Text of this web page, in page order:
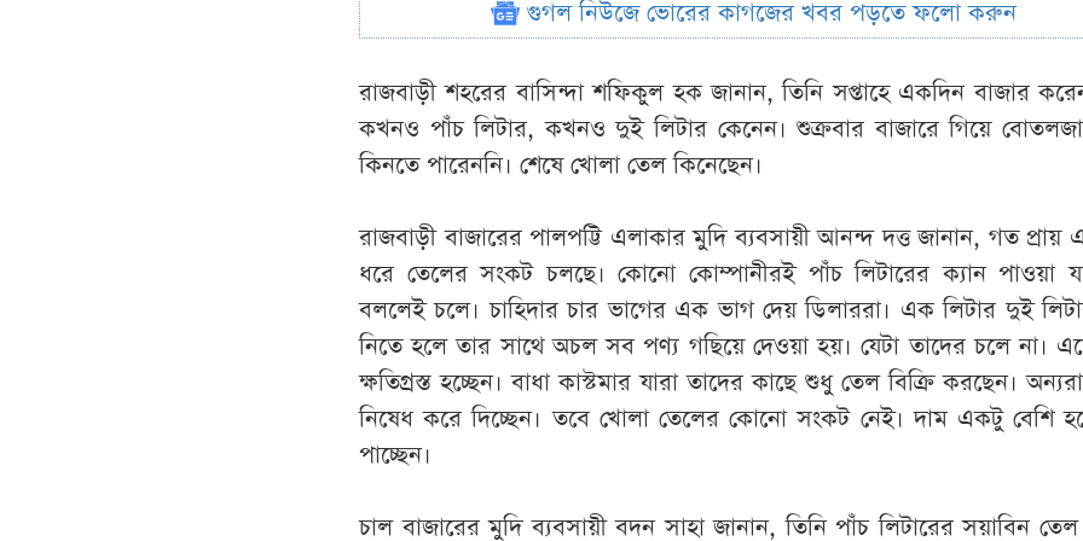
গুগল নিউজে ভোরের কাগজের খবর পড়তে ফলো করুন
রাজবাড়ী শহরের বাসিন্দা শফিকুল হক জানান, তিনি সপ্তাহে একদিন বাজার
কখনও পাঁচ লিটার, কখনও দুই লিটার কেনেন। শুক্রবার বাজারে গিয়ে
কিনতে পারেননি। শেষে খোলা তেল কিনেছেন।
রাজবাড়ী বাজারের পালপট্টি এলাকার মুদি ব্যবসায়ী আনন্দ দত্ত জানান, গত
ধরে তেলের সংকট চলছে। কোনো কোম্পানীরই পাঁচ লিটারের ক্যান পাওয়া
বললেই চলে। চাহিদার চার ভাগের এক ভাগ দেয় ডিলাররা। এক লিটার দুই
নিতে হলে তার সাথে অচল সব পণ্য গছিয়ে দেওয়া হয়। যেটা তাদের চলে না।
ক্ষতিগ্রস্ত হচ্ছেন। বাধা কাস্টমার যারা তাদের কাছে শুধু তেল বিক্রি করছেন।
নিষেধ করে দিচ্ছেন। তবে খোলা তেলের কোনো সংকট নেই। দাম একটু বেশি
পাচ্ছেন।
চাল বাজারের মুদি ব্যবসায়ী বদন সাহা জানান, তিনি পাঁচ লিটারের সয়াবিন